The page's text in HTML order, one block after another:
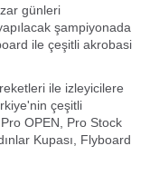
günleri
şampiyonada
ile çeşitli akrobasi
ile izleyicilere
çeşitli
OPEN, Pro Stock
Kupası, Flyboard